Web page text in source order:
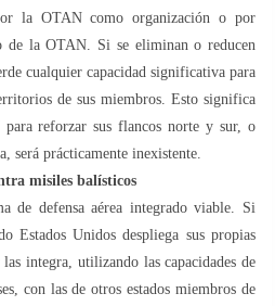
la OTAN como organización o por
de la OTAN. Si se eliminan o reducen
cualquier capacidad significativa para
de sus miembros. Esto significa
reforzar sus flancos norte y sur, o
será prácticamente inexistente.
misiles balísticos
de defensa aérea integrado viable. Si
Estados Unidos despliega sus propias
las integra, utilizando las capacidades de
con las de otros estados miembros de